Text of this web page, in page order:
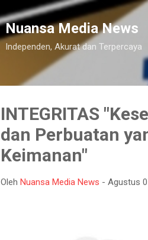
Nuansa Media News
Independen, Akurat dan Terpercaya
INTEGRITAS
dan Perbuatan
Keimanan"
Oleh Nuansa Media News - Agustus